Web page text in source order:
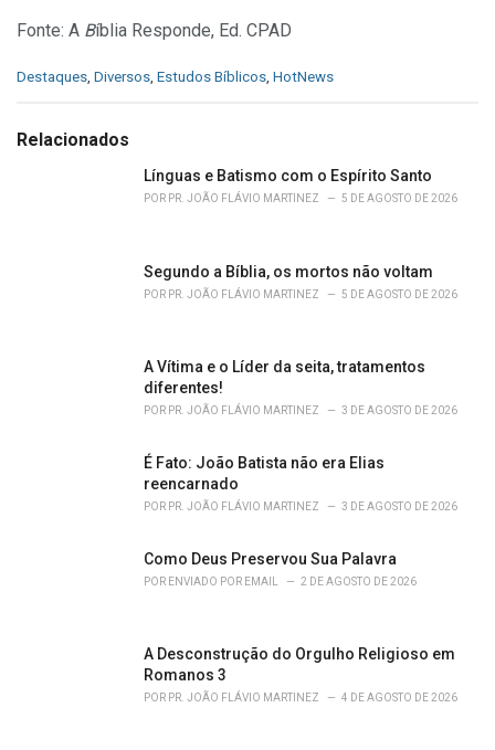
Fonte: A Bíblia Responde, Ed. CPAD
C
e
Destaques Diversos Estudos Bíblicos HotNews
Relacionados
Línguas e Batismo com o Espírito Santo
POR PR. JOÃO FLÁVIO MARTINEZ 5 DE AGOSTO DE 2026
Segundo a Bíblia, os mortos não voltam
POR PR. JOÃO FLÁVIO MARTINEZ 5 DE AGOSTO DE 2026
A Vítima e o Líder da seita, tratamentos
diferentes!
POR PR. JOÃO FLÁVIO MARTINEZ 3 DE AGOSTO DE 2026
É Fato: João Batista não era Elias
reencarnado
POR PR. JOÃO FLÁVIO MARTINEZ 3 DE AGOSTO DE 2026
Como Deus Preservou Sua Palavra
POR ENVIADO POR EMAIL 2 DE AGOSTO DE 2026
A Desconstrução do Orgulho Religioso em
Romanos 3
POR PR. JOÃO FLÁVIO MARTINEZ 4 DE AGOSTO DE 2026